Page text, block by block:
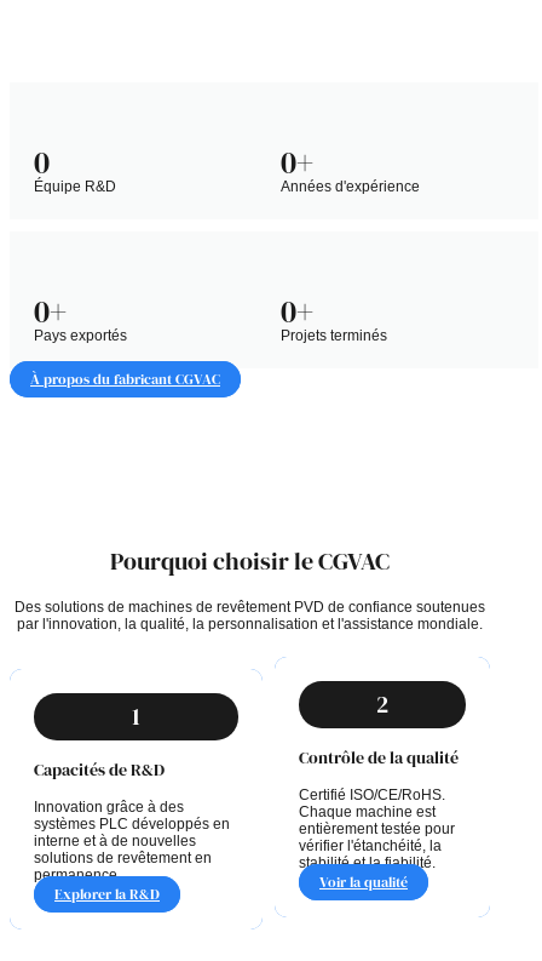
0
Équipe R&D
0+
Années d'expérience
0+
Pays exportés
0+
Projets terminés
À propos du fabricant CGVAC
Pourquoi choisir le CGVAC
Des solutions de machines de revêtement PVD de confiance soutenues
par l'innovation, la qualité, la personnalisation et l'assistance mondiale.
1
Capacités de R&D
Innovation grâce à des
systèmes PLC développés en
interne et à de nouvelles
solutions de revêtement en
permanence.
Explorer la R&D
2
Contrôle de la qualité
Certifié ISO/CE/RoHS.
Chaque machine est
entièrement testée pour
vérifier l'étanchéité, la
stabilité et la fiabilité.
Voir la qualité